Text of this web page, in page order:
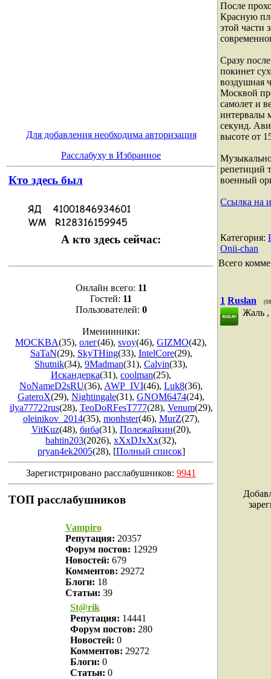
Для добавления необходима авторизация
Расслабуху в Избранное
Кто здесь был
А кто здесь сейчас:
Онлайн всего: 11
Гостей: 11
Пользователей: 0
Именинники:
MOCKBA(35), олег(46), svoy(46), GIZMO(42),
SaTaN(29), SkyTHing(33), IntelCore(29),
Shutnik(34), 9Madman(31), Calvin(33),
Искандерка(31), coolman(25),
NoNameD2sRU(36), AWP_IVI(46), Luk8(36),
GateroX(29), Nightingale(31), GNOM6474(24),
ilya77722rus(28), TeoDoRFesT777(28), Venum(29),
oleinikov_2014(35), monhster(46), MurZ(27),
VitKuz(48), биба(31), Полежайкин(20),
bahtin203(2026), xXxDJxXx(32),
pryan4ek2005(28), [Полный список]
Зарегистрировано расслабушников: 9941
ТОП расслабушников
Vampiro
Репутация: 20357
Форум постов: 12929
Новостей: 679
Комментов: 29272
Блоги: 18
Статьи: 39
St@rik
Репутация: 14441
Форум постов: 280
Новостей: 0
Комментов: 29272
Блоги: 0
Статьи: 0
После
Красную
этой части
Сразу
покинет
воздушная
Москвой
самолет и
интервалы
секунд.
высоте от
репетиций
военный
Ссылка на
Категория:
Onii-chan
Всего
1 Ruslan
Жаль ,